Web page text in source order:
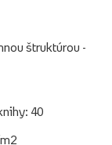
štruktúrou -
40